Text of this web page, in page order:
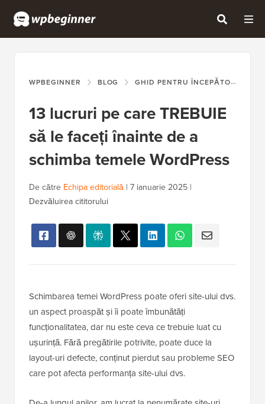
WPBEGINNER BLOG GHID PENTRU ÎNCEPĂTORI
13 lucruri pe care TREBUIE
să le faceți înainte de a
schimba temele WordPress
De către Echipa editorială | 7 ianuarie 2025 |
Dezvăluirea cititorului
Schimbarea temei WordPress poate oferi site-ului dvs.
un aspect proaspăt și îi poate îmbunătăți
funcționalitatea, dar nu este ceva ce trebuie luat cu
ușurință. Fără pregătirile potrivite, poate duce la
layout-uri defecte, conținut pierdut sau probleme SEO
care pot afecta performanța site-ului dvs.